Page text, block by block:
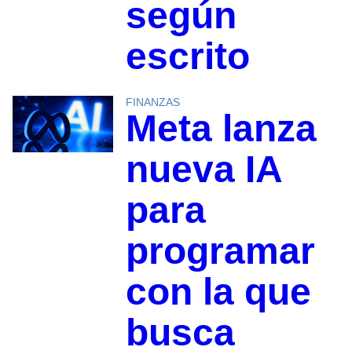
según
escrito
FINANZAS
Meta lanza
nueva IA
para
programar
con la que
busca